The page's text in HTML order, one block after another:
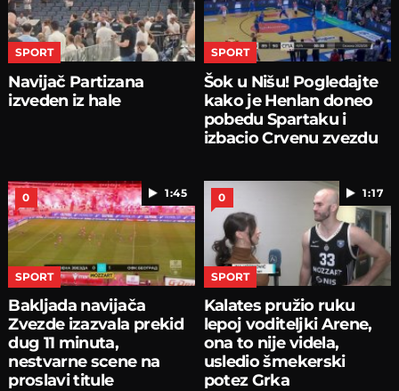
SPORT
Navijač Partizana
izveden iz hale
SPORT
Šok u Nišu! Pogledajte
kako je Henlan doneo
pobedu Spartaku i
izbacio Crvenu zvezdu
1:45
0
SPORT
Bakljada navijača
Zvezde izazvala prekid
dug 11 minuta,
nestvarne scene na
proslavi titule
1:17
0
SPORT
Kalates pružio ruku
lepoj voditeljki Arene,
ona to nije videla,
usledio šmekerski
potez Grka